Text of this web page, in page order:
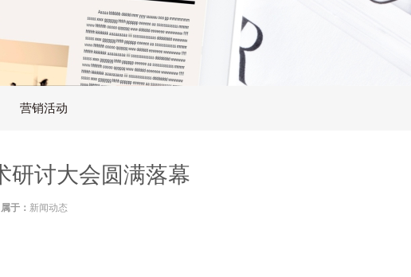
营销活动
研讨大会圆满落幕
属于： 新闻动态